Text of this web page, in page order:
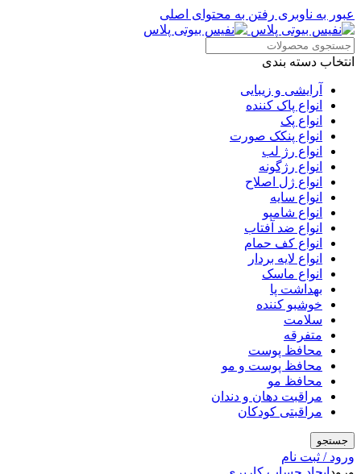
عبور به ناوبری رفتن به محتوای اصلی
انتخاب دسته بندی
آرایشی و زیبایی
انواع پاک کننده
انواع پک
انواع پنکک صورت
انواع رژ لب
انواع رژگونه
انواع ژل اصلاح
انواع سایه
انواع شامپو
انواع ضد آفتاب
انواع کف حمام
انواع لایه بردار
انواع ماسک
بهداشت پا
خوشبو کننده
سلامت
متفرقه
محافظ پوست
محافظ پوست و مو
محافظ مو
مراقبت دهان و دندان
مراقبتی کودکان
جستجو
ورود / ثبت نام